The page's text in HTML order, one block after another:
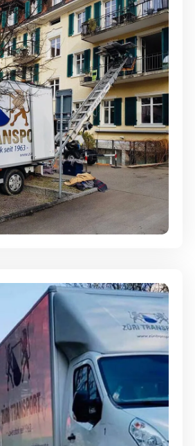
Räumung